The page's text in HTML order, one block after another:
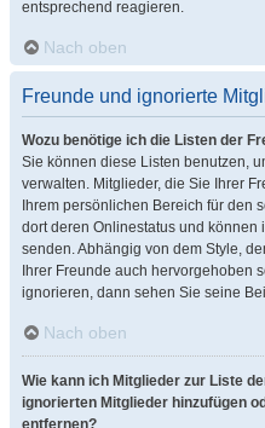
entsprechend reagieren.
Nach oben
Freunde und ignorierte
Wozu benötige ich die Listen der
Sie können diese Listen benutzen,
verwalten. Mitglieder, die Sie Ihrer
Ihrem persönlichen Bereich für den
dort deren Onlinestatus und
senden. Abhängig von dem Style,
Ihrer Freunde auch hervorgehoben
ignorieren, dann sehen Sie seine
Nach oben
Wie kann ich Mitglieder zur Liste
ignorierten Mitglieder hinzufügen
entfernen?